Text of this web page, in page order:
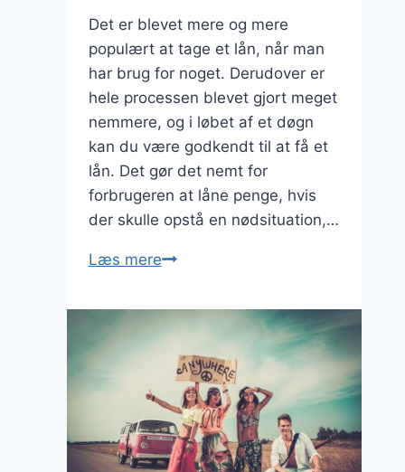
Det er blevet mere og mere
populært at tage et lån, når man
har brug for noget. Derudover er
hele processen blevet gjort meget
nemmere, og i løbet af et døgn
kan du være godkendt til at få et
lån. Det gør det nemt for
forbrugeren at låne penge, hvis
der skulle opstå en nødsituation,…
Læs mereVær
når
du
skal
have
et
mindre
lån